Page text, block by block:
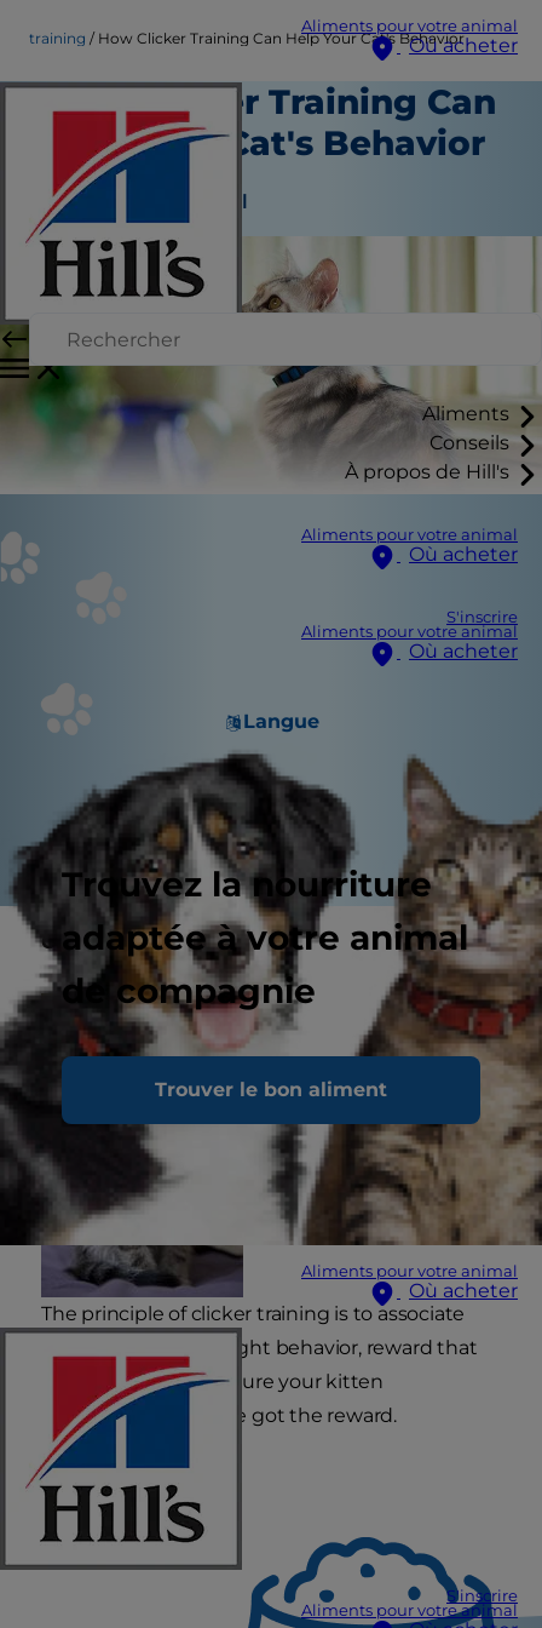
Aliments pour votre animal
Où acheter
Aliments
Conseils
À propos de Hill's
Aliments pour votre animal
Où acheter
S'inscrire
Aliments pour votre animal
Où acheter
Langue
Trouvez la nourriture
adaptée à votre animal
de compagnie
Trouver le bon aliment
Aliments pour votre animal
Où acheter
S'inscrire
Aliments pour votre animal
training How Clicker Training Can Help Your Cat's Behavior
How Clicker Training Can
Help Your Cat's Behavior
Éducation
Auteur du personnel
Clicker training
The principle of clicker training is to associate
the "click" with the right behavior, reward that
behavior, and make sure your kitten
understands why she got the reward.